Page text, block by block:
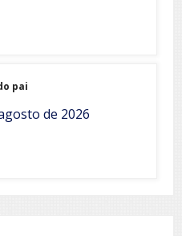
pai
de 2026